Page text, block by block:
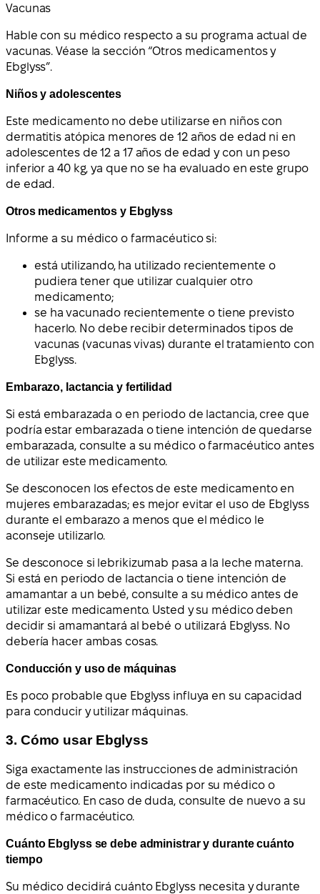
Vacunas
Hable con su médico respecto a su programa actual de
vacunas. Véase la sección “Otros medicamentos y
Ebglyss”.
Niños y adolescentes
Este medicamento no debe utilizarse en niños con
dermatitis atópica menores de 12 años de edad ni en
adolescentes de 12 a 17 años de edad y con un peso
inferior a 40 kg, ya que no se ha evaluado en este grupo
de edad.
Otros medicamentos y Ebglyss
Informe a su médico o farmacéutico si:
está utilizando, ha utilizado recientemente o
pudiera tener que utilizar cualquier otro
medicamento;
se ha vacunado recientemente o tiene previsto
hacerlo. No debe recibir determinados tipos de
vacunas (vacunas vivas) durante el tratamiento con
Ebglyss.
Embarazo, lactancia y fertilidad
Si está embarazada o en periodo de lactancia, cree que
podría estar embarazada o tiene intención de quedarse
embarazada, consulte a su médico o farmacéutico antes
de utilizar este medicamento.
Se desconocen los efectos de este medicamento en
mujeres embarazadas; es mejor evitar el uso de Ebglyss
durante el embarazo a menos que el médico le
aconseje utilizarlo.
Se desconoce si lebrikizumab pasa a la leche materna.
Si está en periodo de lactancia o tiene intención de
amamantar a un bebé, consulte a su médico antes de
utilizar este medicamento. Usted y su médico deben
decidir si amamantará al bebé o utilizará Ebglyss. No
debería hacer ambas cosas.
Conducción y uso de máquinas
Es poco probable que Ebglyss influya en su capacidad
para conducir y utilizar máquinas.
3. Cómo usar Ebglyss
Siga exactamente las instrucciones de administración
de este medicamento indicadas por su médico o
farmacéutico. En caso de duda, consulte de nuevo a su
médico o farmacéutico.
Cuánto Ebglyss se debe administrar y durante cuánto
tiempo
Su médico decidirá cuánto Ebglyss necesita y durante